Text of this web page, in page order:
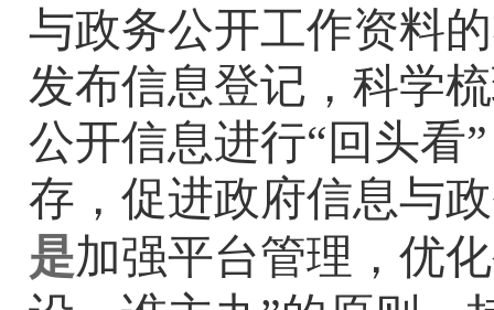
与政务公开工作资料
发布信息登记 ， 科学
公开信息进行“回头看”
存，促进政府信息与
是加强平台管理， 优